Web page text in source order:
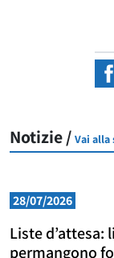
Notizie / Vai alla
28/07/2026
Liste
permangono